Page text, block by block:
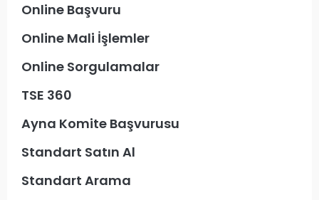
Online Başvuru
Online Mali İşlemler
Online Sorgulamalar
TSE 360
Ayna Komite Başvurusu
Standart Satın Al
Standart Arama